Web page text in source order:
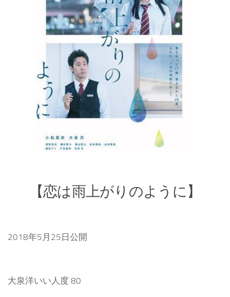
【恋は雨上がりのように】
2018年5月25日公開
大泉洋いい人度 80